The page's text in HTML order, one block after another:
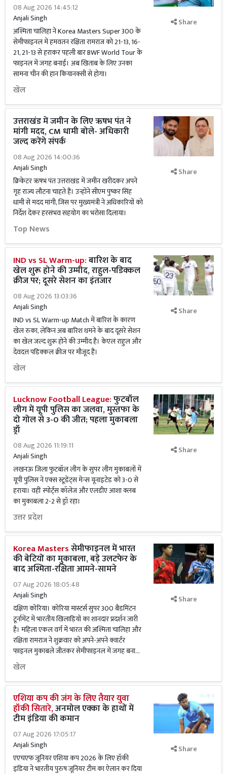
08 Aug 2026 14:45:12
Anjali Singh
अश्मिता चालिहा ने Korea Masters Super 300 के
सेमीफाइनल में हमवतन रक्षिता रामराज को 21-13, 16-
21, 21-13 से हराकर पहली बार BWF World Tour के
फाइनल में जगह बनाई। अब खिताब के लिए उनका
सामना चीन की हान कियानक्सी से होगा।
खेल
Share
उत्तराखंड में जमीन के लिए ऋषभ पंत ने
मांगी मदद, CM धामी बोले- अधिकारी
जल्द करेंगे संपर्क
08 Aug 2026 14:00:36
Anjali Singh
क्रिकेटर ऋषभ पंत उत्तराखंड में जमीन खरीदकर अपने
गृह राज्य लौटना चाहते हैं। उन्होंने सीएम पुष्कर सिंह
धामी से मदद मांगी, जिस पर मुख्यमंत्री ने अधिकारियों को
निर्देश देकर हरसंभव सहयोग का भरोसा दिलाया।
Top News
Share
IND vs SL Warm-up:बारिश के बाद
खेल शुरू होने की उम्मीद, राहुल-पडिक्कल
क्रीज पर; दूसरे सेशन का इंतजार
08 Aug 2026 13:03:36
Anjali Singh
IND vs SL Warm-up Match में बारिश के कारण
खेल रुका, लेकिन अब बारिश थमने के बाद दूसरे सेशन
का खेल जल्द शुरू होने की उम्मीद है। केएल राहुल और
देवदत्त पडिक्कल क्रीज पर मौजूद हैं।
खेल
Share
Lucknow Football League:फुटबॉल
लीग में यूपी पुलिस का जलवा, मुस्तफा के
दो गोल से 3-0 की जीत; पहला मुकाबला
ड्रॉ
08 Aug 2026 11:19:11
Anjali Singh
लखनऊ जिला फुटबॉल लीग के सुपर लीग मुकाबलों में
यूपी पुलिस ने एक्स स्टूडेंट्स मेन्स यूनाइटेड को 3-0 से
हराया। वहीं स्पोर्ट्स कॉलेज और एलडीए आशा क्लब
का मुकाबला 2-2 से ड्रॉ रहा।
उत्तर प्रदेश
Share
Korea Mastersसेमीफाइनल में भारत
की बेटियों का मुकाबला, बड़े उलटफेर के
बाद अश्मिता-रक्षिता आमने-सामने
07 Aug 2026 18:05:48
Anjali Singh
दक्षिण कोरिया। कोरिया मास्टर्स सुपर 300 बैडमिंटन
टूर्नामेंट में भारतीय खिलाड़ियों का शानदार प्रदर्शन जारी
है। महिला एकल वर्ग में भारत की अश्मिता चालिहा और
रक्षिता रामराज ने शुक्रवार को अपने-अपने क्वार्टर
फाइनल मुकाबले जीतकर सेमीफाइनल में जगह बना...
खेल
Share
एशिया कप की जंग के लिए तैयार युवा
हॉकी सितारे,अनमोल एक्का के हाथों में
टीम इंडिया की कमान
07 Aug 2026 17:05:17
Anjali Singh
एएचएफ जूनियर एशिया कप 2026 के लिए हॉकी
इंडिया ने भारतीय पुरुष जूनियर टीम का ऐलान कर दिया
Share